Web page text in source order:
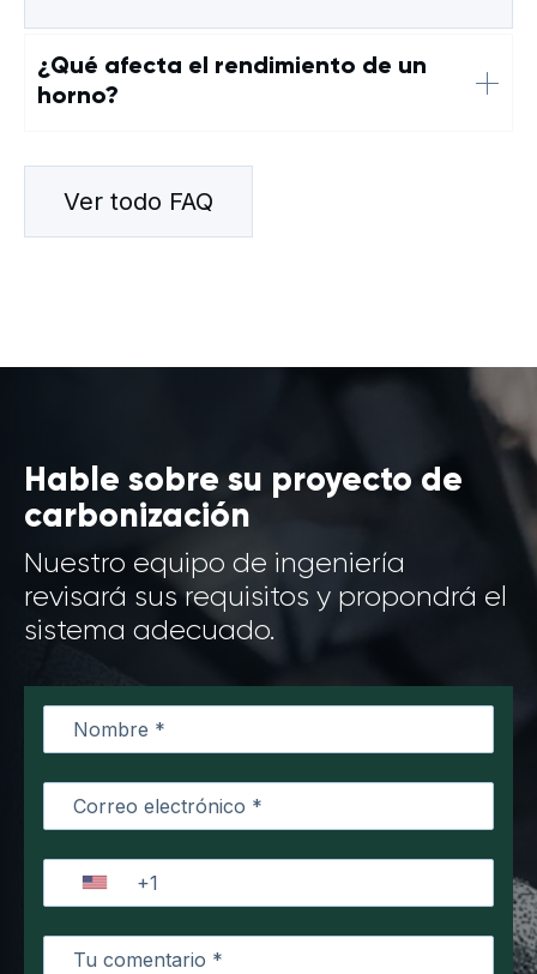
¿Qué afecta el rendimiento de un
horno?
Ver todo FAQ
Hable sobre su proyecto de
carbonización
Nuestro equipo de ingeniería
revisará sus requisitos y propondrá el
sistema adecuado.